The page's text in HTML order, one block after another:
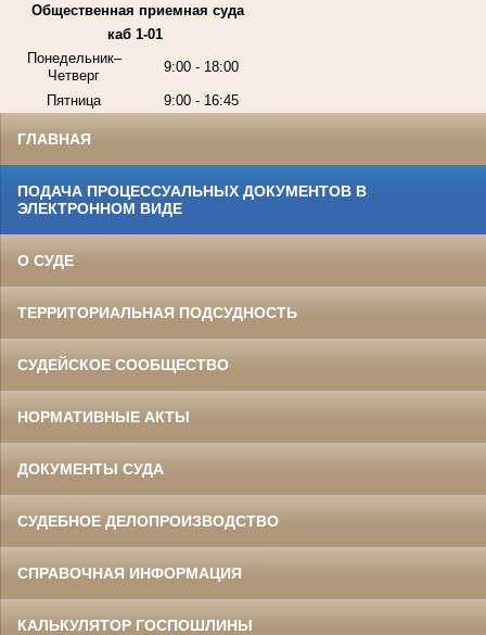
Общественная приемная суда
каб 1-01
Понедельник–
Четверг
9:00 - 18:00
Пятница 9:00 - 16:45
ГЛАВНАЯ
ПОДАЧА ПРОЦЕССУАЛЬНЫХ ДОКУМЕНТОВ В
ЭЛЕКТРОННОМ ВИДЕ
О СУДЕ
ТЕРРИТОРИАЛЬНАЯ ПОДСУДНОСТЬ
СУДЕЙСКОЕ СООБЩЕСТВО
НОРМАТИВНЫЕ АКТЫ
ДОКУМЕНТЫ СУДА
СУДЕБНОЕ ДЕЛОПРОИЗВОДСТВО
СПРАВОЧНАЯ ИНФОРМАЦИЯ
КАЛЬКУЛЯТОР ГОСПОШЛИНЫ